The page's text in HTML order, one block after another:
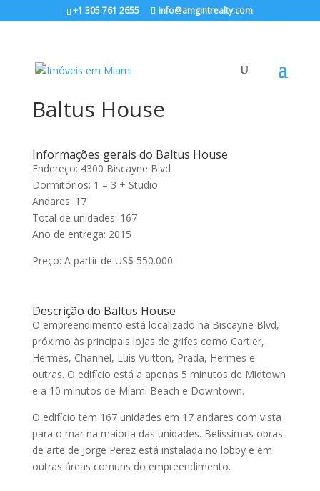
+1 305 761 2655 info@amgintrealty.com
Baltus House
Informações gerais do Baltus House
Endereço: 4300 Biscayne Blvd
Dormitórios: 1 – 3 + Studio
Andares: 17
Total de unidades: 167
Ano de entrega: 2015
Preço: A partir de US$ 550.000
Descrição do Baltus House
O empreendimento está localizado na Biscayne Blvd,
próximo às principais lojas de grifes como Cartier,
Hermes, Channel, Luis Vuitton, Prada, Hermes e
outras. O edifício está a apenas 5 minutos de Midtown
e a 10 minutos de Miami Beach e Downtown.
O edifício tem 167 unidades em 17 andares com vista
para o mar na maioria das unidades. Belíssimas obras
de arte de Jorge Perez está instalada no lobby e em
outras áreas comuns do empreendimento.